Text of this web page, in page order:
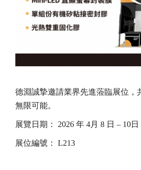
德淵誠摯邀請業界先進蒞臨展位，
無限可能。
展覽日期： 2026 年 4月 8 日 – 10日
展位編號： L213